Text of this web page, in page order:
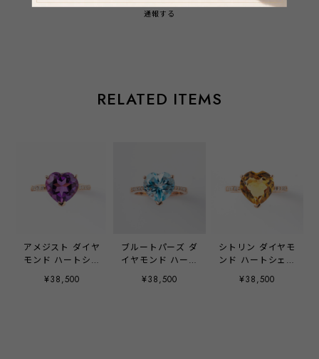
通報する
RELATED ITEMS
アメジスト ダイヤ
モンド ハートシェ
イプリング ピンク
ゴールド
¥38,500
ブルートパーズ ダ
イヤモンド ハート
シェイプリング ピ
ンクゴールド
¥38,500
シトリン ダイヤモ
ンド ハートシェイ
プリング ピンクゴ
ールド
¥38,500